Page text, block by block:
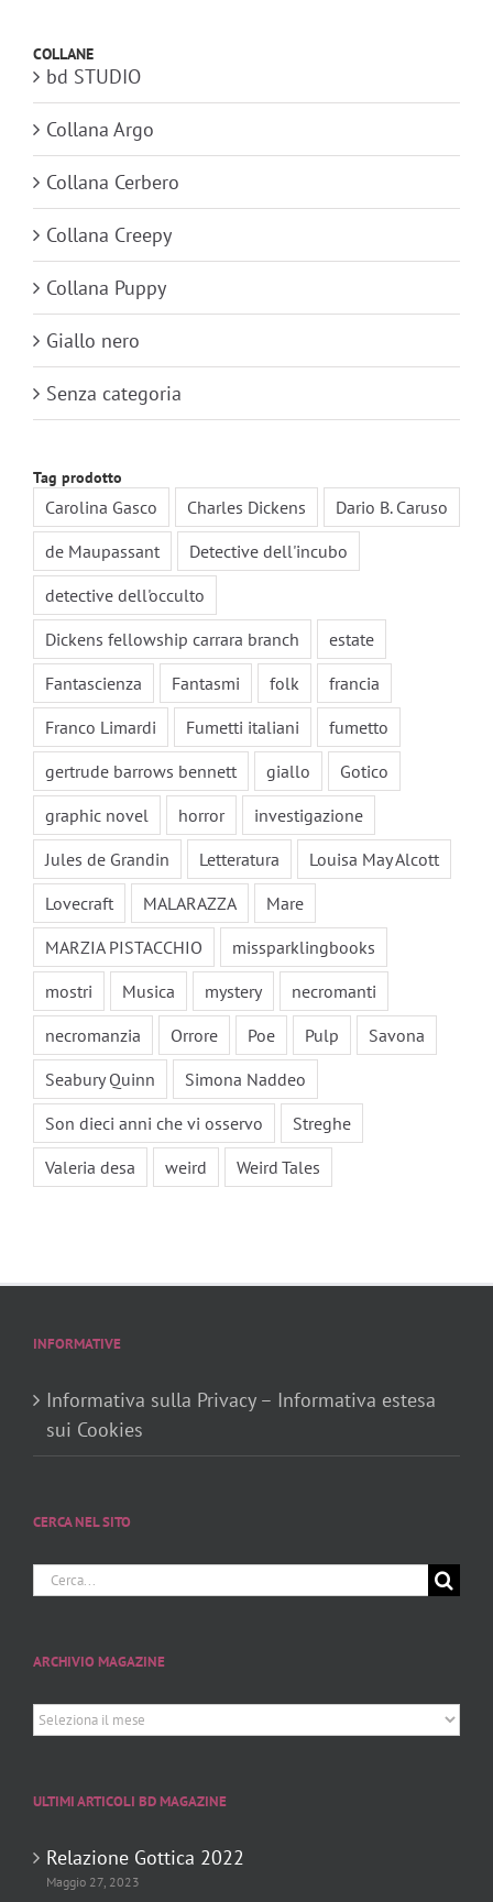
COLLANE
bd STUDIO
Collana Argo
Collana Cerbero
Collana Creepy
Collana Puppy
Giallo nero
Senza categoria
Tag prodotto
Carolina Gasco Charles Dickens
Dario B. Caruso
de Maupassant
Detective dell'incubo
detective dell'occulto
Dickens fellowship carrara branch
estate
Fantascienza
Fantasmi folk
francia
Franco Limardi
Fumetti italiani
fumetto
gertrude barrows bennett
giallo
Gotico
graphic novel
horror
investigazione
Jules de Grandin
Letteratura
Louisa May Alcott
Lovecraft
MALARAZZA
Mare
MARZIA PISTACCHIO
missparklingbooks
mostri
Musica mystery
necromanti
necromanzia
Orrore Poe Pulp
Savona
Seabury Quinn
Simona Naddeo
Son dieci anni che vi osservo
Streghe
Valeria desa
weird Weird Tales
INFORMATIVE
Informativa sulla Privacy – Informativa estesa
sui Cookies
CERCA NEL SITO
Cerca
ARCHIVIO MAGAZINE
Archivio
ULTIMI ARTICOLI BD MAGAZINE
Relazione Gottica 2022
Maggio 27, 2023